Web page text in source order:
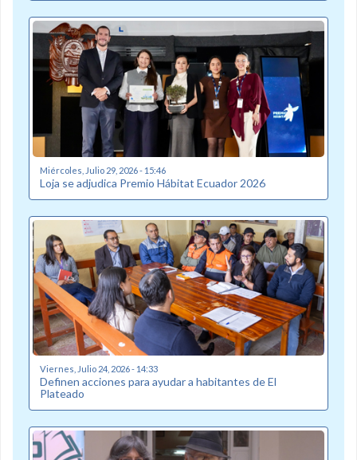
Miércoles, Julio 29, 2026 - 15:46
Loja se adjudica Premio Hábitat Ecuador 2026
Viernes, Julio 24, 2026 - 14:33
Definen acciones para ayudar a habitantes de El
Plateado